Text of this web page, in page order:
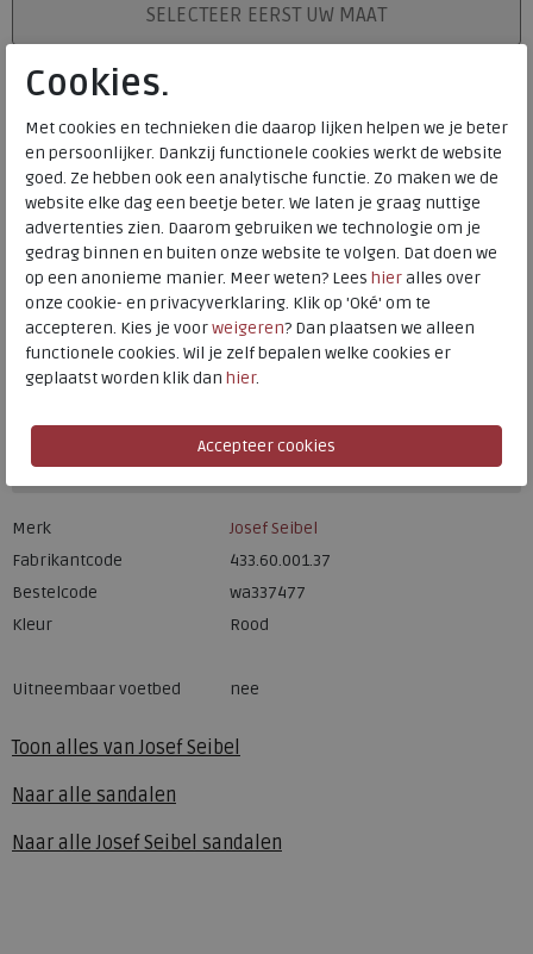
Toon alles vanJosef Seibel
Naar alle sandalen
Naar alleJosef Seibel sandalen
PLAATS IN WINKELMANDSELECTEER EERST UW MAAT
Levertijd op dit artikel bedraagt 3-5 werkdagen.
Onze winkelvoorraad
Maat 36 37 38 39 41 42 43
44
Meijerink Heemskerk
HEEMSKERK
Meijerink Hoorn
HOORN
Hulp nodig? bel:0229 760 760
Gratis verzending binnen Nederland*
Altijd retourneren, binnen 1 werkdag terugbetaald
Merk
Josef Seibel
Fabrikantcode
433.60.001.37
Bestelcode
wa337477
Kleur
Rood
Uitneembaar voetbed nee
Cookies.
Met cookies en technieken die daarop lijken helpen we je beter
en persoonlijker. Dankzij functionele cookies werkt de website
goed. Ze hebben ook een analytische functie. Zo maken we de
website elke dag een beetje beter. We laten je graag nuttige
advertenties zien. Daarom gebruiken we technologie om je
gedrag binnen en buiten onze website te volgen. Dat doen we
op een anonieme manier. Meer weten? Lees hieralles over
onze cookie- en privacyverklaring. Klik op 'Oké' om te
accepteren. Kies je voorweigeren? Dan plaatsen we alleen
functionele cookies. Wil je zelf bepalen welke cookies er
geplaatst worden klik dan hier.